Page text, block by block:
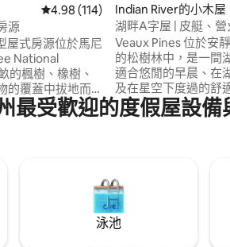
從 114 則評價中獲得 4.98 的平均評
4.98 (114)
源
屋式房源位於馬尼
National
的楓樹、橡樹、
的覆蓋中拔地而
的健行步道蜿蜒
方開車前往盧丁
和放鬆的地方。
Indian River的小木屋
湖畔A字屋 | 皮艇、
Veaux Pines 位於安
的松樹林中，是一間
適合悠閒的早晨、在
及在星空下度過的舒
舟、玩立式槳板、在
鬆，或享受全新翻新
靜度假勝地
最受歡迎的度假屋設備
泳池